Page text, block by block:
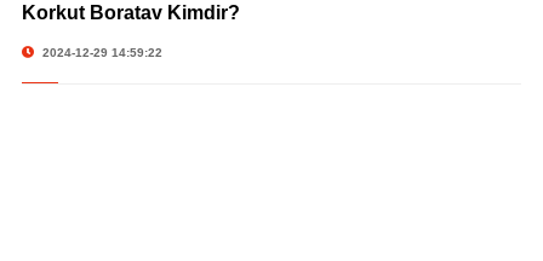
Korkut Boratav Kimdir?
2024-12-29 14:59:22